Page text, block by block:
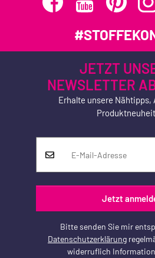
JETZT
NEWSLETTER
Erhalte unsere Nähtipps,
Jetzt
Bitte senden Sie mir
Datenschutzerklärung
widerruflich